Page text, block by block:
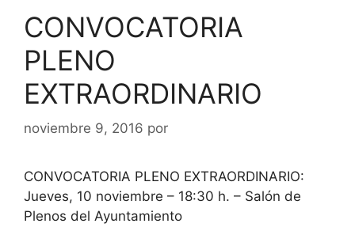
CONVOCATORIA
PLENO
EXTRAORDINARIO
noviembre 9, 2016 por
CONVOCATORIA PLENO EXTRAORDINARIO:
Jueves, 10 noviembre – 18:30 h. – Salón de
Plenos del Ayuntamiento